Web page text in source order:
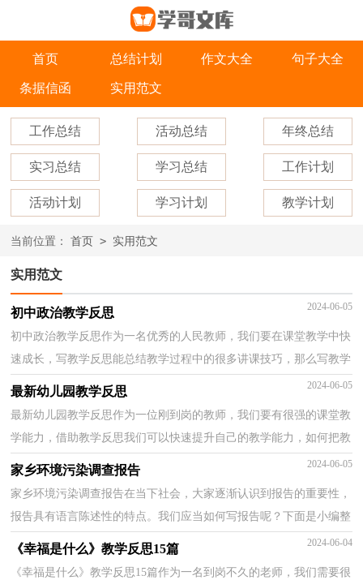
首页 总结计划 作文大全 句子大全
条据信函 实用范文
工作总结 活动总结 年终总结
实习总结 学习总结 工作计划
活动计划 学习计划 教学计划
当前位置： 首页 > 实用范文
实用范文
初中政治教学反思 2024-06-05
初中政治教学反思作为一名优秀的人民教师，我们要在课堂教学中快
速成长，写教学反思能总结教学过程中的很多讲课技巧，那么写教学
反思需要注意哪些问题呢？下面是小编整理的初中政治...
最新幼儿园教学反思 2024-06-05
最新幼儿园教学反思作为一位刚到岗的教师，我们要有很强的课堂教
学能力，借助教学反思我们可以快速提升自己的教学能力，如何把教
学反思做到重点突出呢？下面是小编为大家收集的最新...
家乡环境污染调查报告 2024-06-05
家乡环境污染调查报告在当下社会，大家逐渐认识到报告的重要性，
报告具有语言陈述性的特点。我们应当如何写报告呢？下面是小编整
理的家乡环境污染调查报告，仅供参考，欢迎大家阅读。...
《幸福是什么》教学反思15篇 2024-06-04
《幸福是什么》教学反思15篇作为一名到岗不久的老师，我们需要很